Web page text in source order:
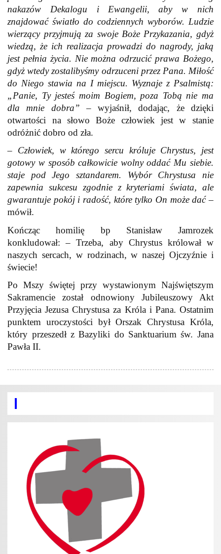
nakazów Dekalogu i Ewangelii, aby w nich
znajdować światło do codziennych wyborów. Ludzie
wierzący przyjmują za swoje Boże Przykazania, gdyż
wiedzą, że ich realizacja prowadzi do nagrody, jaką
jest pełnia życia. Nie można odrzucić prawa Bożego,
gdyż wtedy zostalibyśmy odrzuceni przez Pana. Miłość
do Niego stawia na I miejscu. Wyznaje z Psalmistą:
„Panie, Ty jesteś moim Bogiem, poza Tobą nie ma
dla mnie dobra” – wyjaśnił, dodając, że dzięki
otwartości na słowo Boże człowiek jest w stanie
odróżnić dobro od zła.
– Człowiek, w którego sercu króluje Chrystus, jest
gotowy w sposób całkowicie wolny oddać Mu siebie.
staje pod Jego sztandarem. Wybór Chrystusa nie
zapewnia sukcesu zgodnie z kryteriami świata, ale
gwarantuje pokój i radość, które tylko On może dać–
mówił.
Kończąc homilię bp Stanisław Jamrozek
konkludował: – Trzeba, aby Chrystus królował w
naszych sercach, w rodzinach, w naszej Ojczyźnie i
świecie!
Po Mszy świętej przy wystawionym Najświętszym
Sakramencie został odnowiony Jubileuszowy Akt
Przyjęcia Jezusa Chrystusa za Króla i Pana. Ostatnim
punktem uroczystości był Orszak Chrystusa Króla,
który przeszedł z Bazyliki do Sanktuarium św. Jana
Pawła II.